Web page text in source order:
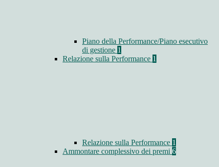
Piano della Performance/Piano esecutivo
di gestione 1
Relazione sulla Performance 1
Relazione sulla Performance 1
Ammontare complessivo dei premi 6